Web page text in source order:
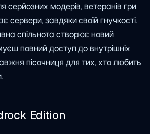
модерів, ветеранів гри
сервери, завдяки своїй гнучкості.
спільнота створює новий
повний доступ до внутрішніх
пісочниця для тих, хто любить
Edition